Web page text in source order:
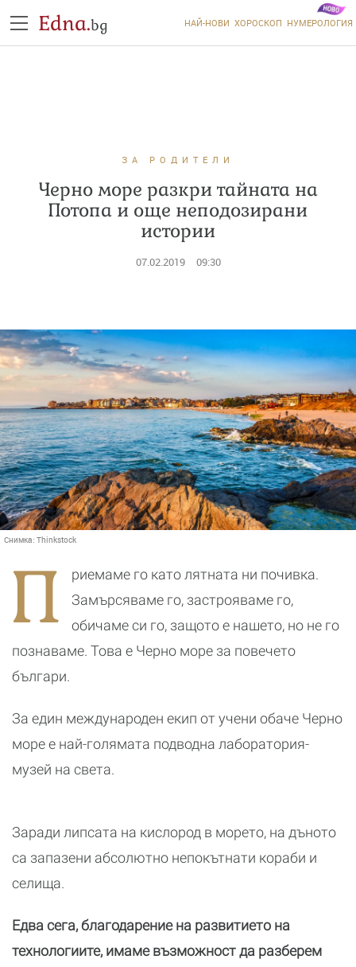
Edna.bg НАЙ-НОВИ ХОРОСКОП НУМЕРОЛОГИЯ
ЗА РОДИТЕЛИ
Черно море разкри тайната на
Потопа и още неподозирани
истории
07.02.2019 09:30
Снимка: Thinkstock
П
риемаме го като лятната ни почивка.
Замърсяваме го, застрояваме го,
обичаме си го, защото е нашето, но не го
познаваме. Това е Черно море за повечето
българи.
За един международен екип от учени обаче Черно
море е най-голямата подводна лаборатория-
музей на света.
Заради липсата на кислород в морето, на дъното
са запазени абсолютно непокътнати кораби и
селища.
Едва сега, благодарение на развитието на
технологиите, имаме възможност да разберем